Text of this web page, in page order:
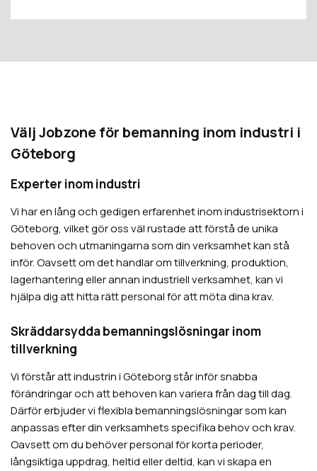
Välj Jobzone för bemanning inom industri i
Göteborg
Experter inom industri
Vi har en lång och gedigen erfarenhet inom industrisektorn i
Göteborg, vilket gör oss väl rustade att förstå de unika
behoven och utmaningarna som din verksamhet kan stå
inför. Oavsett om det handlar om tillverkning, produktion,
lagerhantering eller annan industriell verksamhet, kan vi
hjälpa dig att hitta rätt personal för att möta dina krav.
Skräddarsydda bemanningslösningar inom
tillverkning
Vi förstår att industrin i Göteborg står inför snabba
förändringar och att behoven kan variera från dag till dag.
Därför erbjuder vi flexibla bemanningslösningar som kan
anpassas efter din verksamhets specifika behov och krav.
Oavsett om du behöver personal för korta perioder,
långsiktiga uppdrag, heltid eller deltid, kan vi skapa en